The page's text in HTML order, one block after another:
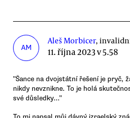
AM
Aleš Morbicer,
11. října 2023 v 5.58
"Šance na dvojstátní řešení je pryč,
nikdy nevznikne. To je holá
své důsledky..."